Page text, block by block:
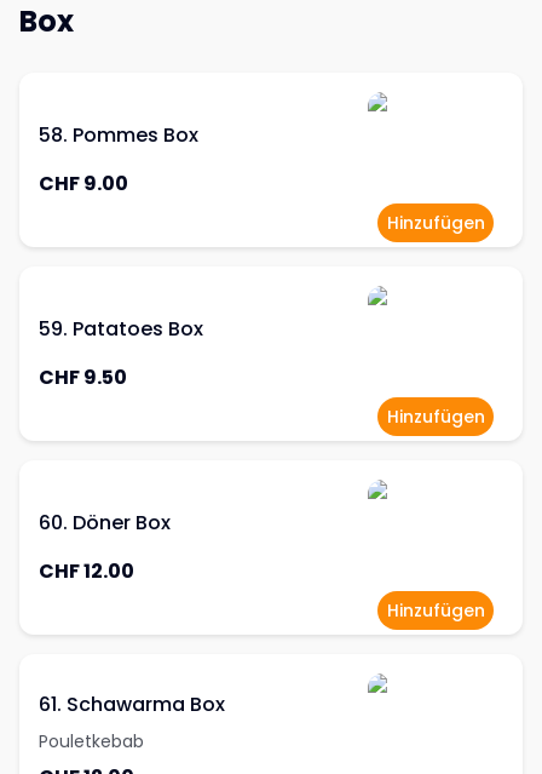
Box
58. Pommes Box
CHF 9.00
Hinzufügen
59. Patatoes Box
CHF 9.50
Hinzufügen
60. Döner Box
CHF 12.00
Hinzufügen
61. Schawarma Box
Pouletkebab